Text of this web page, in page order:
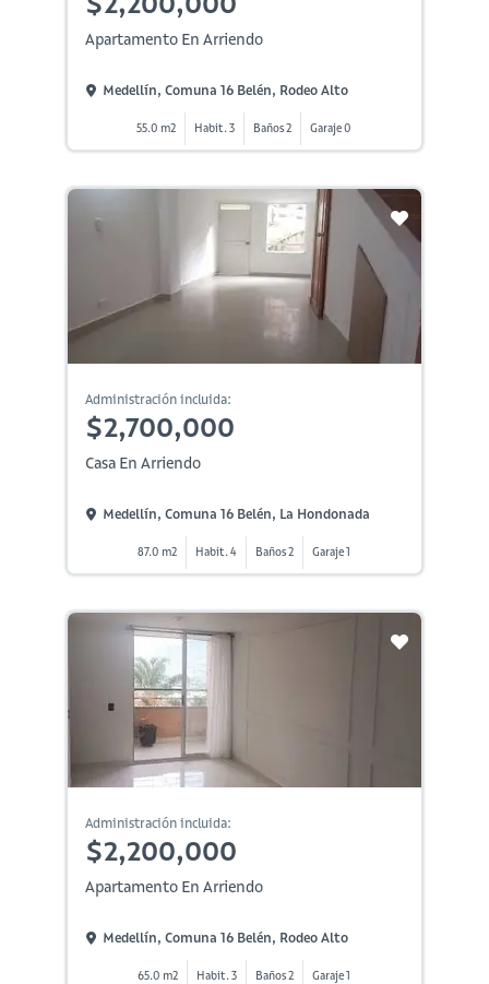
Apartamento En Arriendo
Medellín, Comuna 16 Belén, Rodeo Alto
55.0 m2 Habit. 3 Baños 2 Garaje 0
Administración incluida:
$2,700,000
Casa En Arriendo
Medellín, Comuna 16 Belén, La Hondonada
87.0 m2 Habit. 4 Baños 2 Garaje 1
Administración incluida:
$2,200,000
Apartamento En Arriendo
Medellín, Comuna 16 Belén, Rodeo Alto
65.0 m2 Habit. 3 Baños 2 Garaje 1